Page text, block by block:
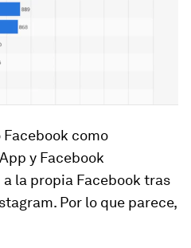
como
y Facebook
la propia Facebook tras
Por lo que parece,